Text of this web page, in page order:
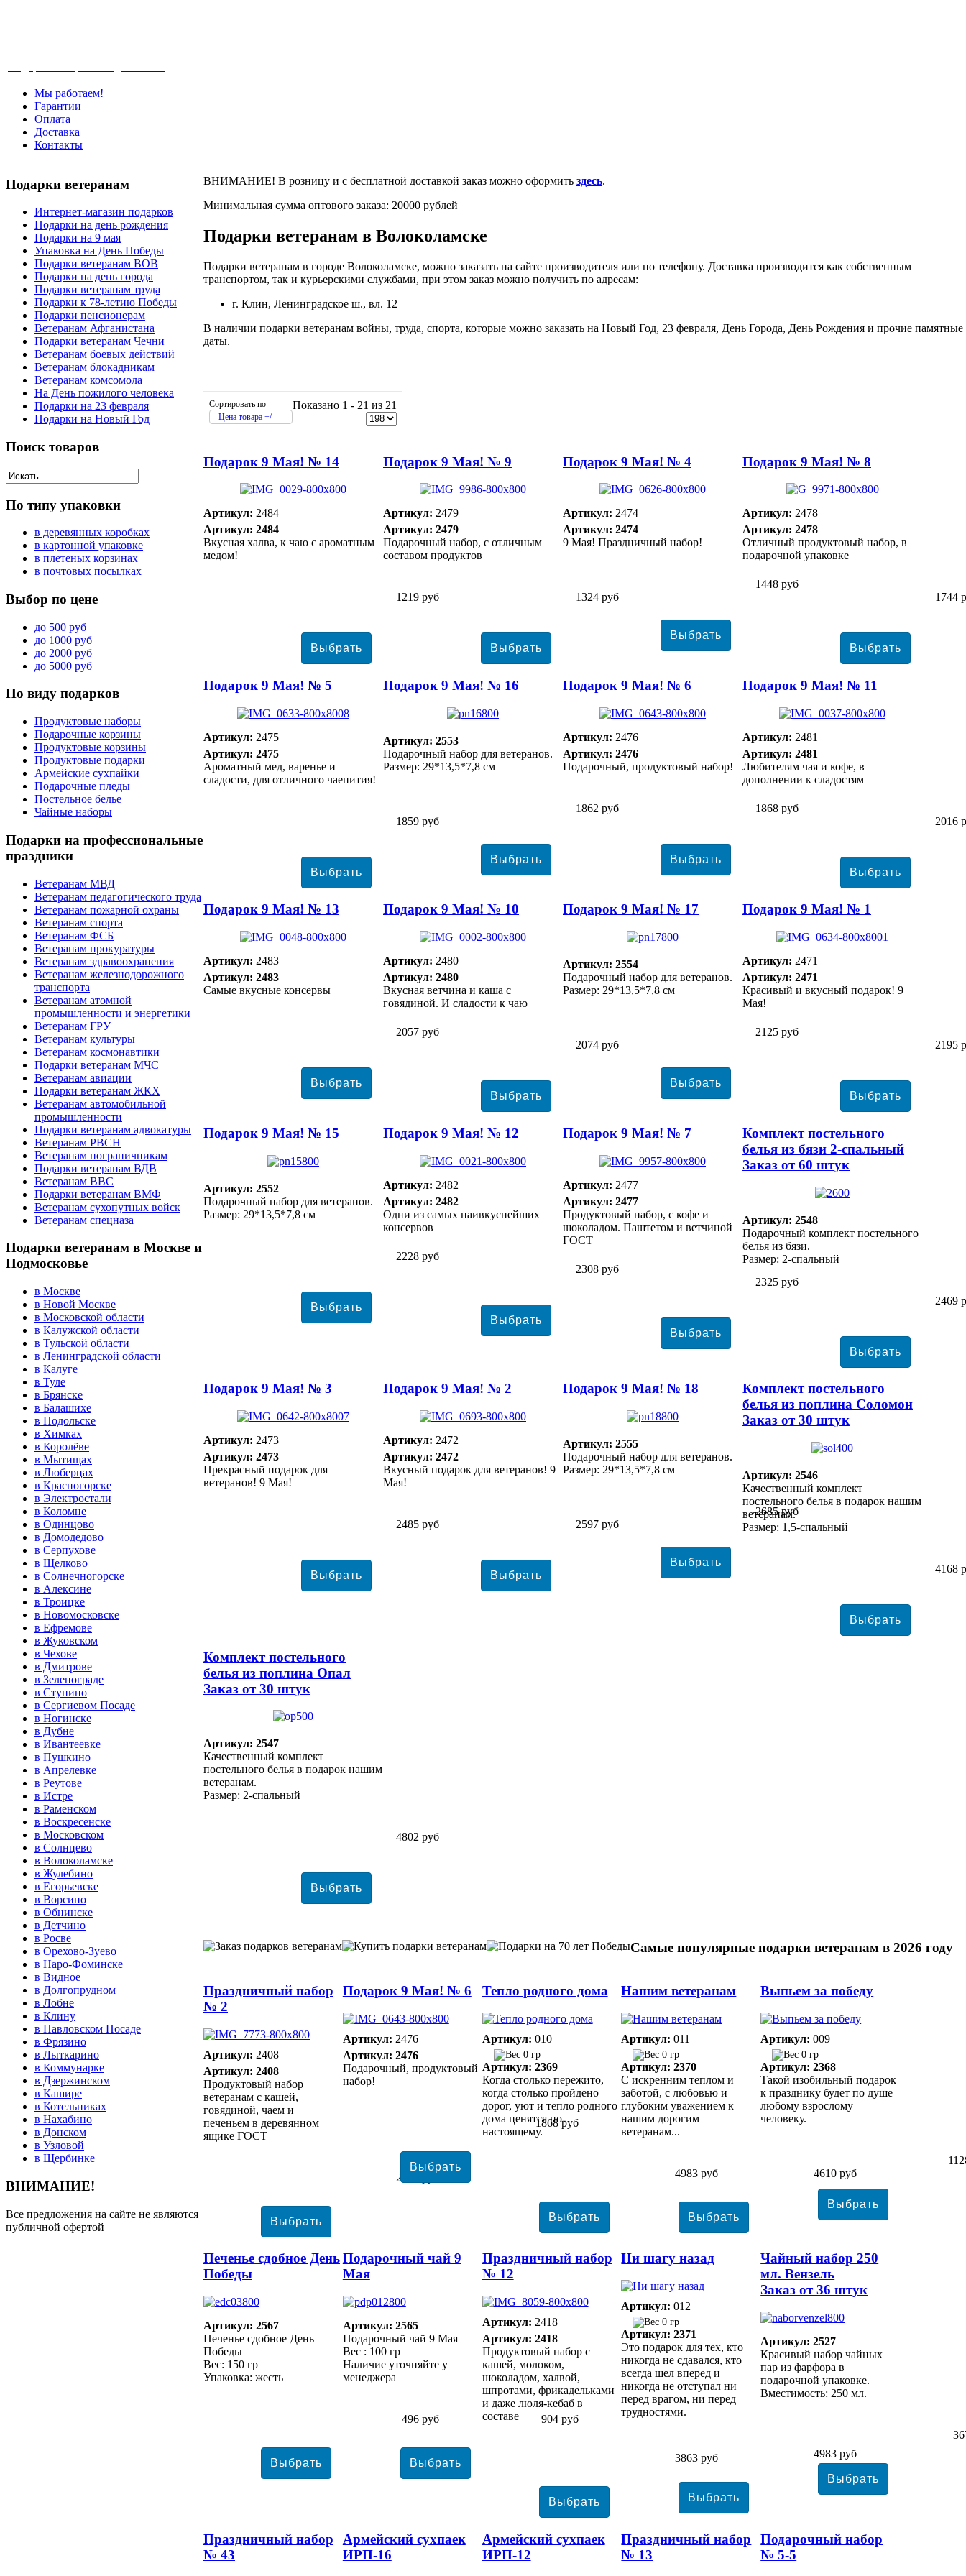
Мы работаем!
Гарантии
Оплата
Доставка
Контакты
ВНИМАНИЕ! В розницу и с бесплатной доставкой заказ можно оформить здесь.
Минимальная сумма оптового заказа: 20000 рублей
Подарки ветеранам в Волоколамске
Подарки ветеранам в городе Волоколамске, можно заказать на сайте производителя или по телефону. Доставка производится как собственным
транспортом, так и курьерскими службами, при этом заказ можно получить по адресам:
г. Клин, Ленинградское ш., вл. 12
В наличии подарки ветеранам войны, труда, спорта, которые можно заказать на Новый Год, 23 февраля, День Города, День Рождения и прочие памятные
даты.
Сортировать по
Цена товара +/-
Показано 1 - 21 из 21
Подарок 9 Мая! № 14
Артикул: 2484
Артикул: 2484
Вкусная халва, к чаю с ароматным
медом!
1219 руб
Подарок 9 Мая! № 9
Артикул: 2479
Артикул: 2479
Подарочный набор, с отличным
составом продуктов
1324 руб
Подарок 9 Мая! № 4
Артикул: 2474
Артикул: 2474
9 Мая! Праздничный набор!
1448 руб
Подарок 9 Мая! № 8
Артикул: 2478
Артикул: 2478
Отличный продуктовый набор, в
подарочной упаковке
1744
Подарок 9 Мая! № 5
Артикул: 2475
Артикул: 2475
Ароматный мед, варенье и
сладости, для отличного чаепития!
1859 руб
Подарок 9 Мая! № 16
Артикул: 2553
Подарочный набор для ветеранов.
Размер: 29*13,5*7,8 см
1862 руб
Подарок 9 Мая! № 6
Артикул: 2476
Артикул: 2476
Подарочный, продуктовый набор!
1868 руб
Подарок 9 Мая! № 11
Артикул: 2481
Артикул: 2481
Любителям чая и кофе, в
дополнении к сладостям
2016
Подарок 9 Мая! № 13
Артикул: 2483
Артикул: 2483
Самые вкусные консервы
2057 руб
Подарок 9 Мая! № 10
Артикул: 2480
Артикул: 2480
Вкусная ветчина и каша с
говядиной. И сладости к чаю
2074 руб
Подарок 9 Мая! № 17
Артикул: 2554
Подарочный набор для ветеранов.
Размер: 29*13,5*7,8 см
2125 руб
Подарок 9 Мая! № 1
Артикул: 2471
Артикул: 2471
Красивый и вкусный подарок! 9
Мая!
2195
Подарок 9 Мая! № 15
Артикул: 2552
Подарочный набор для ветеранов.
Размер: 29*13,5*7,8 см
2228 руб
Подарок 9 Мая! № 12
Артикул: 2482
Артикул: 2482
Одни из самых наивкуснейших
консервов
2308 руб
Подарок 9 Мая! № 7
Артикул: 2477
Артикул: 2477
Продуктовый набор, с кофе и
шоколадом. Паштетом и ветчиной
ГОСТ
2325 руб
Комплект постельного
белья из бязи 2-спальный
Заказ от 60 штук
Артикул: 2548
Подарочный комплект постельного
белья из бязи.
Размер: 2-спальный
2469
Подарок 9 Мая! № 3
Артикул: 2473
Артикул: 2473
Прекрасный подарок для
ветеранов! 9 Мая!
2485 руб
Подарок 9 Мая! № 2
Артикул: 2472
Артикул: 2472
Вкусный подарок для ветеранов! 9
Мая!
2597 руб
Подарок 9 Мая! № 18
Артикул: 2555
Подарочный набор для ветеранов.
Размер: 29*13,5*7,8 см
2685 руб
Комплект постельного
белья из поплина Соломон
Заказ от 30 штук
Артикул: 2546
Качественный комплект
постельного белья в подарок нашим
ветеранам.
Размер: 1,5-спальный
4168
Комплект постельного
белья из поплина Опал
Заказ от 30 штук
Артикул: 2547
Качественный комплект
постельного белья в подарок нашим
ветеранам.
Размер: 2-спальный
4802 руб
Самые популярные подарки ветеранам в 2026 году
Праздничный набор
№ 2
Артикул: 2408
Артикул: 2408
Продуктовый набор
ветеранам с кашей,
говядиной, чаем и
печеньем в деревянном
ящике ГОСТ
2813 руб
Подарок 9 Мая! № 6
Артикул: 2476
Артикул: 2476
Подарочный, продуктовый
набор!
1868 руб
Тепло родного дома
Артикул: 010
0 гр
Артикул: 2369
Когда столько пережито,
когда столько пройдено
дорог, уют и тепло родного
дома ценятся по-
настоящему.
4983 руб
Нашим ветеранам
Артикул: 011
0 гр
Артикул: 2370
С искренним теплом и
заботой, с любовью и
глубоким уважением к
нашим дорогим
ветеранам...
4610 руб
Выпьем за победу
Артикул: 009
0 гр
Артикул: 2368
Такой изобильный подарок
к празднику будет по душе
любому взрослому
человеку.
Печенье сдобное День
Победы
Артикул: 2567
Печенье сдобное День
Победы
Вес: 150 гр
Упаковка: жесть
496 руб
Подарочный чай 9
Мая
Артикул: 2565
Подарочный чай 9 Мая
Вес : 100 гр
Наличие уточняйте у
менеджера
904 руб
Праздничный набор
№ 12
Артикул: 2418
Артикул: 2418
Продуктовый набор с
кашей, молоком,
шоколадом, халвой,
шпротами, фрикадельками
и даже люля-кебаб в
составе
3863 руб
Ни шагу назад
Артикул: 012
0 гр
Артикул: 2371
Это подарок для тех, кто
никогда не сдавался, кто
всегда шел вперед и
никогда не отступал ни
перед врагом, ни перед
трудностями.
4983 руб
Чайный набор 250
мл. Вензель
Заказ от 36 штук
Артикул: 2527
Красивый набор чайных
пар из фарфора в
подарочной упаковке.
Вместимость: 250 мл.
Праздничный набор
№ 43
Армейский сухпаек
ИРП-16
Армейский сухпаек
ИРП-12
Праздничный набор
№ 13
Подарочный набор
№ 5-5
Подарки ветеранам
Интернет-магазин подарков
Подарки на день рождения
Подарки на 9 мая
Упаковка на День Победы
Подарки ветеранам ВОВ
Подарки на день города
Подарки ветеранам труда
Подарки к 78-летию Победы
Подарки пенсионерам
Ветеранам Афганистана
Подарки ветеранам Чечни
Ветеранам боевых действий
Ветеранам блокадникам
Ветеранам комсомола
На День пожилого человека
Подарки на 23 февраля
Подарки на Новый Год
Поиск товаров
По типу упаковки
в деревянных коробках
в картонной упаковке
в плетеных корзинах
в почтовых посылках
Выбор по цене
до 500 руб
до 1000 руб
до 2000 руб
до 5000 руб
По виду подарков
Продуктовые наборы
Подарочные корзины
Продуктовые корзины
Продуктовые подарки
Армейские сухпайки
Подарочные пледы
Постельное белье
Чайные наборы
Подарки на профессиональные
праздники
Ветеранам МВД
Ветеранам педагогического труда
Ветеранам пожарной охраны
Ветеранам спорта
Ветеранам ФСБ
Ветеранам прокуратуры
Ветеранам здравоохранения
Ветеранам железнодорожного
транспорта
Ветеранам атомной
промышленности и энергетики
Ветеранам ГРУ
Ветеранам культуры
Ветеранам космонавтики
Подарки ветеранам МЧС
Ветеранам авиации
Подарки ветеранам ЖКХ
Ветеранам автомобильной
промышленности
Подарки ветеранам адвокатуры
Ветеранам РВСН
Ветеранам пограничникам
Подарки ветеранам ВДВ
Ветеранам ВВС
Подарки ветеранам ВМФ
Ветеранам сухопутных войск
Ветеранам спецназа
Подарки ветеранам в Москве и
Подмосковье
в Москве
в Новой Москве
в Московской области
в Калужской области
в Тульской области
в Ленинградской области
в Калуге
в Туле
в Брянске
в Балашихе
в Подольске
в Химках
в Королёве
в Мытищах
в Люберцах
в Красногорске
в Электростали
в Коломне
в Одинцово
в Домодедово
в Серпухове
в Щелково
в Солнечногорске
в Алексине
в Троицке
в Новомосковске
в Ефремове
в Жуковском
в Чехове
в Дмитрове
в Зеленограде
в Ступино
в Сергиевом Посаде
в Ногинске
в Дубне
в Ивантеевке
в Пушкино
в Апрелевке
в Реутове
в Истре
в Раменском
в Воскресенске
в Московском
в Солнцево
в Волоколамске
в Жулебино
в Егорьевске
в Ворсино
в Обнинске
в Детчино
в Росве
в Орехово-Зуево
в Наро-Фоминске
в Видное
в Долгопрудном
в Лобне
в Клину
в Павловском Посаде
в Фрязино
в Лыткарино
в Коммунарке
в Дзержинском
в Кашире
в Котельниках
в Нахабино
в Донском
в Узловой
в Щербинке
ВНИМАНИЕ!
Все предложения на сайте не являются
публичной офертой